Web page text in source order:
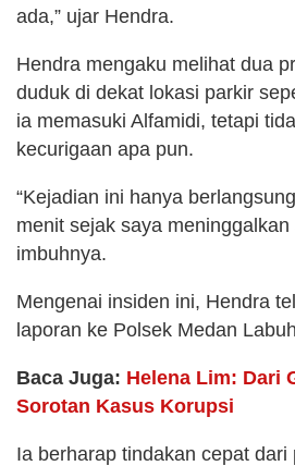
ada,” ujar Hendra.
Hendra mengaku melihat dua
duduk di dekat lokasi parkir
ia memasuki Alfamidi, tetapi
kecurigaan apa pun.
“Kejadian ini hanya
menit sejak saya meninggalkan
imbuhnya.
Mengenai insiden ini, Hendra
laporan ke Polsek Medan
Baca Juga: Helena Lim: Dari
Sorotan Kasus Korupsi
Ia berharap tindakan cepat dari